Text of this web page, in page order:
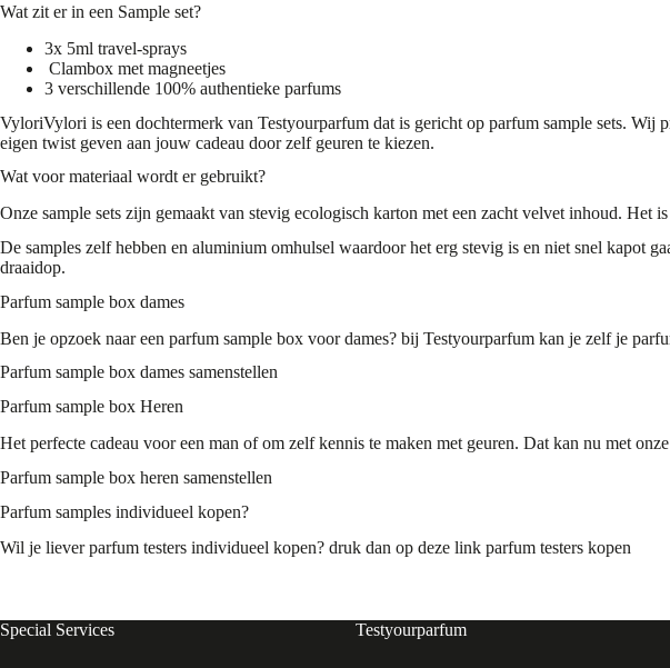
Wat zit er in een Sample set?
3x 5ml travel-sprays
Clambox met magneetjes
3 verschillende 100% authentieke parfums
VyloriVylori is een dochtermerk van Testyourparfum dat is gericht op parfum sample sets.
eigen twist geven aan jouw cadeau door zelf geuren te kiezen.
Wat voor materiaal wordt er gebruikt?
Onze sample sets zijn gemaakt van stevig ecologisch karton met een zacht velvet inhoud.
De samples zelf hebben en aluminium omhulsel waardoor het erg stevig is en niet snel kapot
draaidop.
Parfum sample box dames
Ben je opzoek naar een parfum sample box voor dames? bij Testyourparfum kan je zelf je
Parfum sample box dames samenstellen
Parfum sample box Heren
Het perfecte cadeau voor een man of om zelf kennis te maken met geuren. Dat kan nu met onze
Parfum sample box heren samenstellen
Parfum samples individueel kopen?
Wil je liever parfum testers individueel kopen? druk dan op deze link parfum testers kopen
Special Services Testyourparfum